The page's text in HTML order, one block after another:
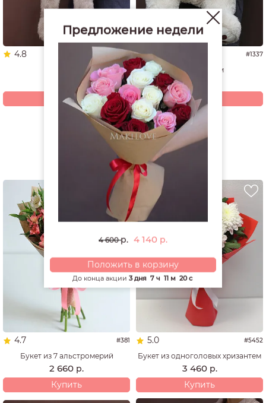
4.8 #1653
р.
Купить
4.9 #1337
Мишка 60 см
4 940
Купить
Смотреть все открытки и игрушки
РЕКОМЕНДУЕМ
4.7 #381
Букет из 7 альстромерий
2 660 р.
Купить
5.0 #5452
Букет из одноголовых хризантем
3 460 р.
Купить
Предложение недели
4 600р. 4 140 р.
Положить в корзину
До конца акции 3 дня 7 ч 11 м 19 с